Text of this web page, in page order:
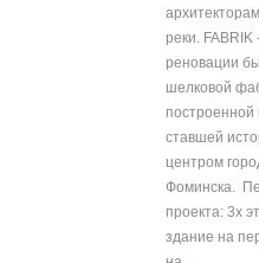
реки. FABRIK
реновации
шелковой
построенной
ставшей
центром
Фоминска.
проекта: 3х
здание на